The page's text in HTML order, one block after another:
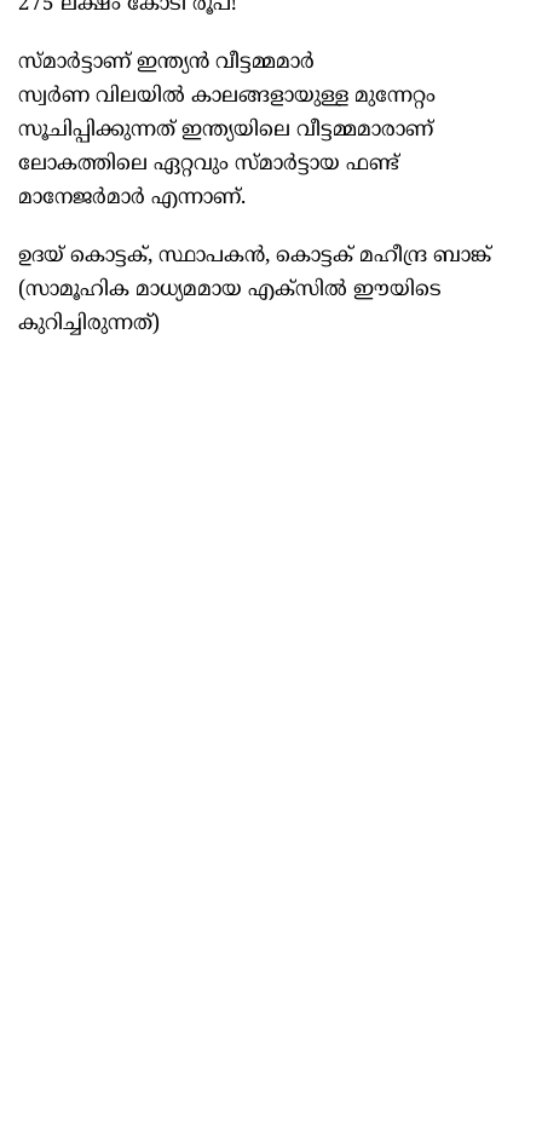
സ്മാർട്ടാണ് ഇന്ത്യൻ വീട്ടമ്മമാർ
സ്വർണ വിലയില്‍ കാലങ്ങളായുള്ള മുന്നേറ്റം
സൂചിപ്പിക്കുന്നത് ഇന്ത്യയിലെ വീട്ടമ്മമാരാണ്
ലോകത്തിലെ ഏറ്റവും സ്മാർട്ടായ ഫണ്ട്
മാനേജർമാർ എന്നാണ്.
ഉദയ് കൊട്ടക്, സ്ഥാപകൻ, കൊട്ടക് മഹീന്ദ്ര ബാങ്ക്
(സാമൂഹിക മാധ്യമമായ എക്സില്‍ ഈയിടെ
കുറിച്ചിരുന്നത്)